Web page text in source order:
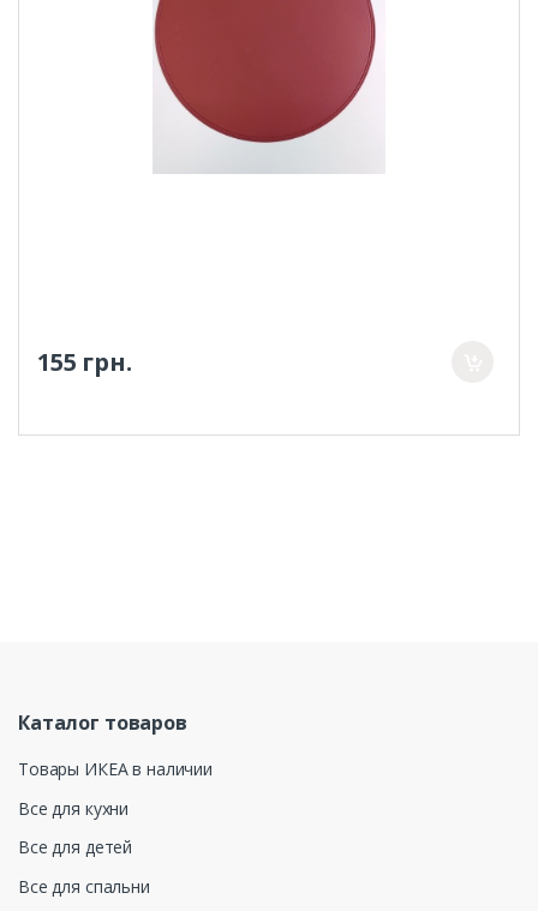
155 грн.
Каталог товаров
Товары ИКЕА в наличии
Все для кухни
Все для детей
Все для спальни